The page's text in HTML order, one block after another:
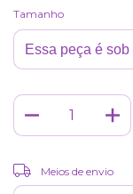
Tamanho
Entregas para o CEP:
Meios de envio